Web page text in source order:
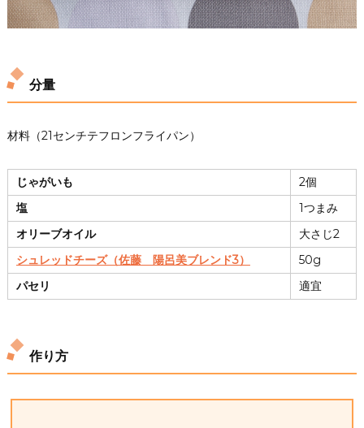
分量
材料（21センチテフロンフライパン）
じゃがいも
2個
塩
1つまみ
オリーブオイル
大さじ2
シュレッドチーズ（佐藤 陽呂美ブレンド3）
50g
パセリ
適宜
作り方